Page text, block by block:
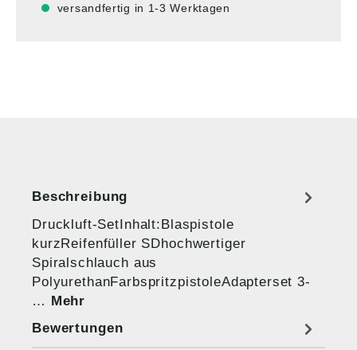
versandfertig in 1-3 Werktagen
Beschreibung
Druckluft-SetInhalt:Blaspistole
kurzReifenfüller SDhochwertiger
Spiralschlauch aus
PolyurethanFarbspritzpistoleAdapterset 3-
… Mehr
Bewertungen